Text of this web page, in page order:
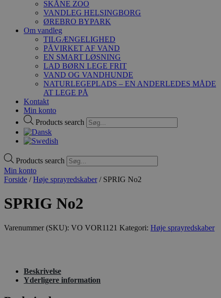
SKÅNE ZOO
VANDLEG HELSINGBORG
ØREBRO BYPARK
Om vandleg
TILGÆNGELIGHED
PÅVIRKET AF VAND
EN SMART LØSNING
LAD BØRN LEGE FRIT
VAND OG VANDHUNDE
NATURLEGEPLADS – EN ANDERLEDES MÅDE
AT LEGE PÅ
Kontakt
Min konto
Products search
Products search
Min konto
Forside /Høje sprayredskaber/ SPRIG No2
SPRIG No2
Varenummer (SKU): VO VOR1121 Kategori: Høje sprayredskaber
Beskrivelse
Yderligere information